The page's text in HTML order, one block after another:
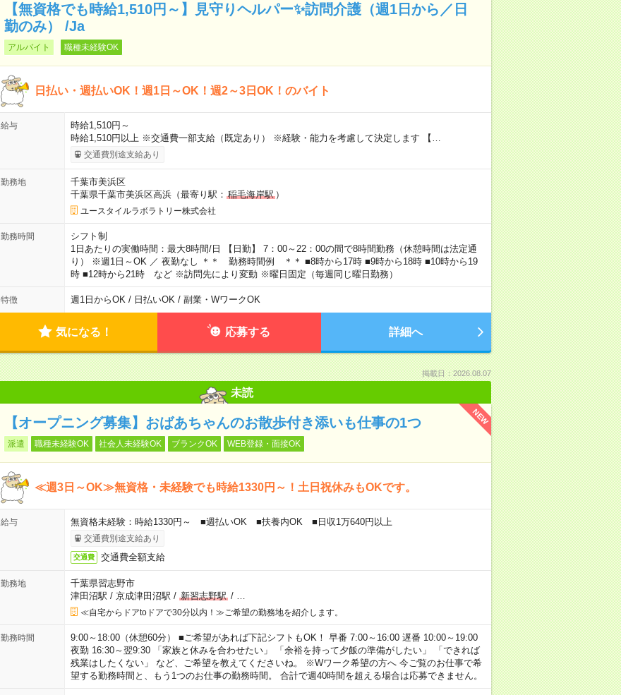
【無資格でも時給1,510円～】見守りヘルパー✨訪問介護（週1日から／日
勤のみ） /Ja
アルバイト 職種未経験OK
日払い・週払いOK！週1日～OK！週2～3日OK！のバイト
給与
時給1,510円～
時給1,510円以上 ※交通費一部支給（既定あり） ※経験・能力を考慮して決定します 【…
交通費別途支給あり
勤務地
千葉市美浜区
千葉県千葉市美浜区高浜（最寄り駅： 稲毛海岸駅）
ユースタイルラボラトリー株式会社
勤務時間
シフト制
1日あたりの実働時間：最大8時間/日 【日勤】 7：00～22：00の間で8時間勤務（休憩時間は法定通
り） ※週1日～OK ／ 夜勤なし ＊＊ 勤務時間例 ＊＊ ■8時から17時 ■9時から18時 ■10時から19
時 ■12時から21時 など ※訪問先により変動 ※曜日固定（毎週同じ曜日勤務）
特徴 週1日からOK / 日払いOK / 副業・WワークOK
気になる！ 応募する 詳細へ
掲載日：2026.08.07
未読
NEW
【オープニング募集】おばあちゃんのお散歩付き添いも仕事の1つ
派遣 職種未経験OK 社会人未経験OK ブランクOK WEB登録・面接OK
≪週3日～OK≫無資格・未経験でも時給1330円～！土日祝休みもOKです。
給与 無資格未経験：時給1330円～ ■週払いOK ■扶養内OK ■日収1万640円以上
交通費別途支給あり
交通費 交通費全額支給
勤務地
千葉県習志野市
津田沼駅 / 京成津田沼駅 / 新習志野駅/
≪自宅からドアtoドアで30分以内！≫ご希望の勤務地を紹介します。
勤務時間
9:00～18:00（休憩60分） ■ご希望があれば下記シフトもOK！ 早番 7:00～16:00 遅番 10:00～19:00
夜勤 16:30～翌9:30 「家族と休みを合わせたい」 「余裕を持って夕飯の準備がしたい」 「できれば
残業はしたくない」 など、ご希望を教えてくださいね。 ※Wワーク希望の方へ 今ご覧のお仕事で希
望する勤務時間と、もう1つのお仕事の勤務時間。 合計で週40時間を超える場合は応募できません。